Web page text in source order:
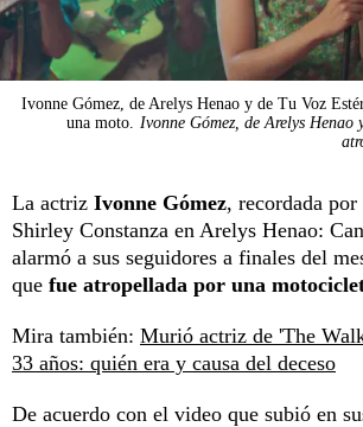
Ivonne Gómez, de Arelys Henao y de Tu Voz
una moto.
Ivonne Gómez, de Arelys Henao
La actriz Ivonne Gómez, recordada por
Shirley Constanza en Arelys Henao:
alarmó a sus seguidores a finales del
que fue atropellada por una
Mira también: Murió actriz de 'The
33 años: quién era y causa del deceso
De acuerdo con el video que subió en